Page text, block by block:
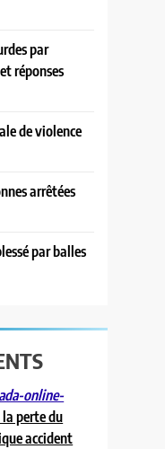
par
réponses
de violence
arrêtées
par balles
online-
perte du
accident